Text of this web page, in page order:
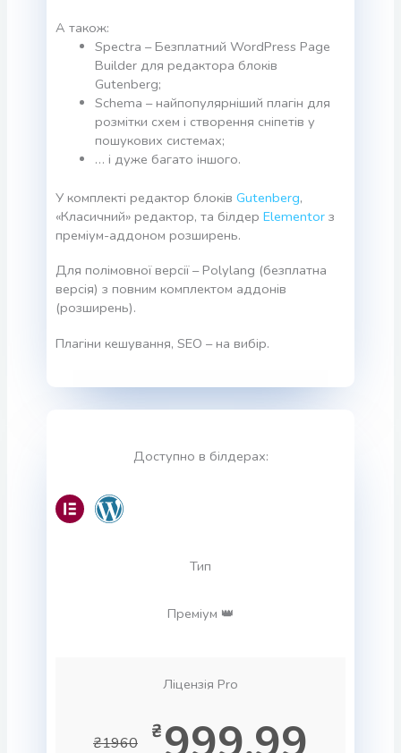
А також:
Spectra – Безплатний WordPress Page
Builder для редактора блоків
Gutenberg;
Schema – найпопулярніший плагін для
розмітки схем і створення сніпетів у
пошукових системах;
… і дуже багато іншого.
У комплекті редактор блоківGutenberg,
«Класичний» редактор, та білдерElementor з
преміум-аддоном розширень.
Для полімовної версії – Polylang (безплатна
версія) з повним комплектом аддонів
(розширень).
Плагіни кешування, SEO – на вибір.
Доступно в білдерах:
Тип
Преміум 👑
Ліцензія Pro
₴1960 ₴